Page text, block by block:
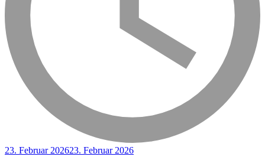
23. Februar 202623. Februar 2026